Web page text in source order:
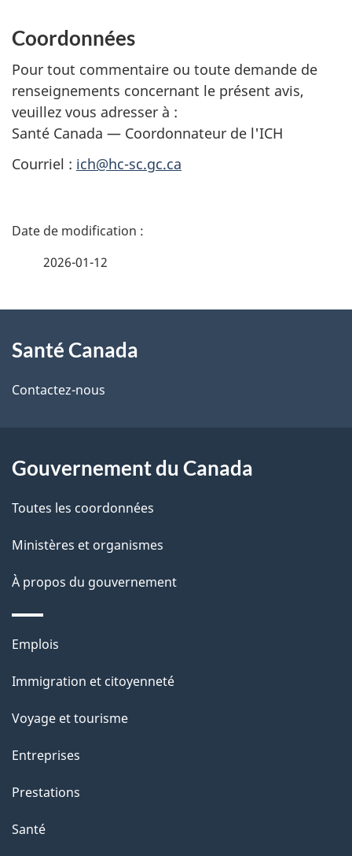
Coordonnées
Pour tout commentaire ou toute demande de
renseignements concernant le présent avis,
veuillez vous adresser à :
Santé Canada — Coordonnateur de l'ICH
Courriel : ich@hc-sc.gc.ca
D
i
l
d
e
p
a
2026-01-12
propos
de
site
Santé Canada
Contactez-nous
Gouvernement du Canada
Toutes les coordonnées
Ministères et organismes
À propos du gouvernement
Thèmes
sujets
Emplois
Immigration et citoyenneté
Voyage et tourisme
Entreprises
Prestations
Santé